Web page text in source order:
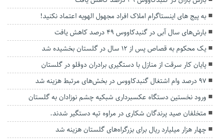
به پیج های اینستاگرام املاک افراد مجهول الهویه اعتماد نکنید!
بارش‌های سال آبی در گنبدکاووس ۴۹ درصد کاهش یافت
یک محکوم به قصاص پس از ۱۲ سال در گلستان بخشیده شد
پایان کار سرقت از منازل با دستگیری برادران دوقلو در گلستان
۹۷ درصد وام اشتغال گنبدکاووس در بخش‌های مرتبط هزینه شد
ورود نخستین دستگاه عکسبرداری شبکیه چشم نوزادان به گلستان
متخلفان صید پرندگان شکاری در مراوه تپه دستگیر شدند.
چهار هزار میلیارد ریال برای بزرگراه‌های گلستان هزینه شد